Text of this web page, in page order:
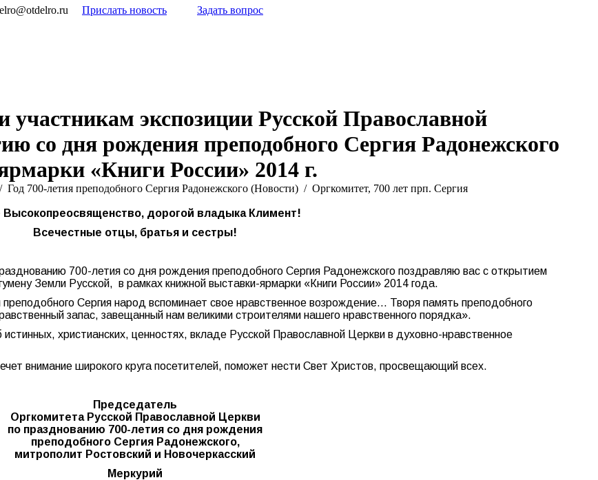
Прислать новость Задать вопрос
участникам экспозиции Русской Православной
со дня рождения преподобного Сергия Радонежского
«Книги России» 2014 г.
Год 700-летия преподобного Сергия Радонежского (Новости)
Оргкомитет, 700 лет прп. Сергия
Высокопреосвященство, дорогой владыка Климент!
Всечестные отцы, братья и сестры!
700-летия со дня рождения преподобного Сергия Радонежского поздравляю вас с открытием
Земли Русской, в рамках книжной выставки-ярмарки «Книги России» 2014 года.
Сергия народ вспоминает свое нравственное возрождение… Творя память преподобного
запас, завещанный нам великими строителями нашего нравственного порядка».
христианских, ценностях, вкладе Русской Православной Церкви в духовно-нравственное
внимание широкого круга посетителей, поможет нести Свет Христов, просвещающий всех.
Председатель
Оргкомитета Русской Православной Церкви
по празднованию 700-летия со дня рождения
преподобного Сергия Радонежского,
митрополит Ростовский и Новочеркасский
Меркурий